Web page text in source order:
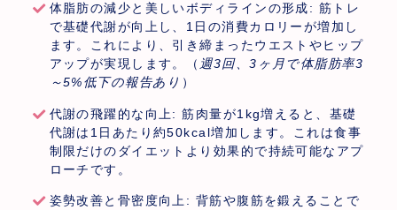
体脂肪の減少と美しいボディラインの形成: 筋トレ
で基礎代謝が向上し、1日の消費カロリーが増加し
ます。これにより、引き締まったウエストやヒップ
アップが実現します。（ 週3回、3ヶ月で体脂肪率3
～5%低下の報告あり ）
代謝の飛躍的な向上: 筋肉量が1kg増えると、基礎
代謝は1日あたり約50kcal増加します。これは食事
制限だけのダイエットより効果的で持続可能なアプ
ローチです。
姿勢改善と骨密度向上: 背筋や腹筋を鍛えることで